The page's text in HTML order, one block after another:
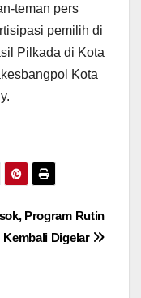
teman pers
pemilih di
Pilkada di Kota
Kota
Program Rutin
Kembali Digelar